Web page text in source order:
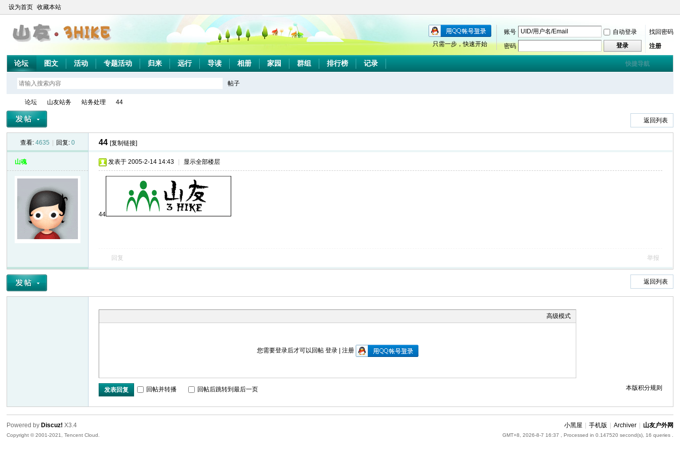
设为首页 收藏本站
账号 自动登录
找回密码
密码
登录 注册
只需一步，快速开始
快捷导航
论坛 图文 活动 专题活动 归来 远行 导读 相册 家园 群组 排行榜 记录
帖子
论坛
›
山友站务
›
站务处理
›
44
返回列表
查看: 4635 回复: 0 44 [复制链接]
山魂 发表于 2005-2-14 14:43 显示全部楼层
44
回复 举报
返回列表
高级模式
您需要登录后才可以回帖 登录| 注册
本版积分规则
发表回复 回帖并转播 回帖后跳转到最后一页
小黑屋 手机版 Archiver 山友户外网
GMT+8, 2026-8-7 16:37 , Processed in 0.147520 second(s), 16 queries .
Powered by Discuz! X3.4
Copyright © 2001-2021, Tencent Cloud.